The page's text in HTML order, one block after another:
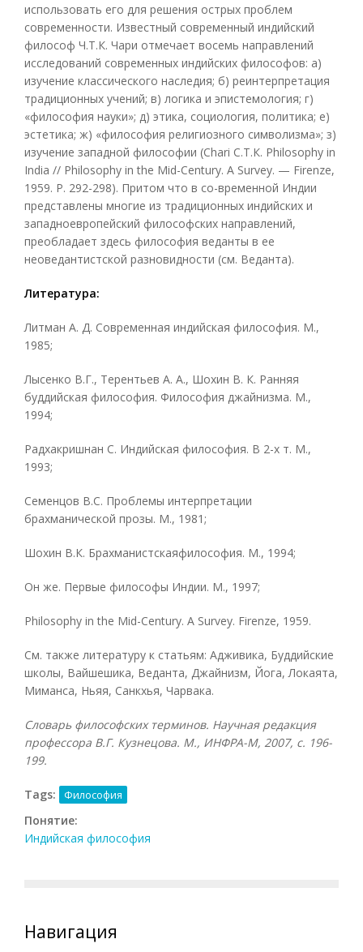
использовать его для решения острых проблем
современности. Известный современный индийский
философ Ч.Т.К. Чари отмечает восемь направлений
исследований современных индийских философов: а)
изучение классического наследия; б) реинтерпретация
традиционных учений; в) логика и эпистемология; г)
«философия науки»; д) этика, социология, политика; е)
эстетика; ж) «философия религиозного символизма»; з)
изучение западной философии (Chari С.Т.К. Philosophy in
India // Philosophy in the Mid-Century. A Survey. — Firenze,
1959. P. 292-298). Притом что в со-временной Индии
представлены многие из традиционных индийских и
западноевропейский философских направлений,
преобладает здесь философия веданты в ее
неоведантистской разновидности (см. Веданта).
Литература:
Литман А. Д. Современная индийская философия. М.,
1985;
Лысенко В.Г., Терентьев А. А., Шохин В. К. Ранняя
буддийская философия. Философия джайнизма. М.,
1994;
Радхакришнан С. Индийская философия. В 2-х т. М.,
1993;
Семенцов B.C. Проблемы интерпретации
брахманической прозы. М., 1981;
Шохин В.К. Брахманистскаяфилософия. М., 1994;
Он же. Первые философы Индии. М., 1997;
Philosophy in the Mid-Century. A Survey. Firenze, 1959.
См. также литературу к статьям: Адживика, Буддийские
школы, Вайшешика, Веданта, Джайнизм, Йога, Локаята,
Миманса, Ньяя, Санкхья, Чарвака.
Словарь философских терминов. Научная редакция
профессора В.Г. Кузнецова. М., ИНФРА-М, 2007, с. 196-
199.
Tags: Философия
Понятие:
Индийская философия
Навигация